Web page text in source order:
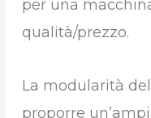
per una
qualità/prezzo.
La modularità
proporre